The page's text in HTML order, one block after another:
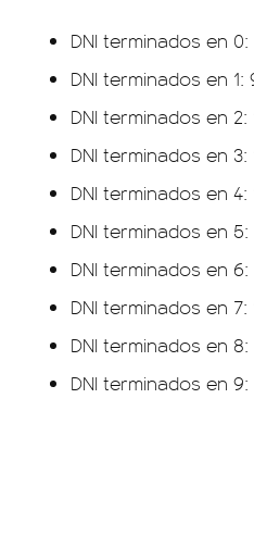
DNI terminados en
DNI terminados en 1:
DNI terminados en 2:
DNI terminados en 3:
DNI terminados en 4:
DNI terminados en 5:
DNI terminados en 6:
DNI terminados en 7:
DNI terminados en 8:
DNI terminados en